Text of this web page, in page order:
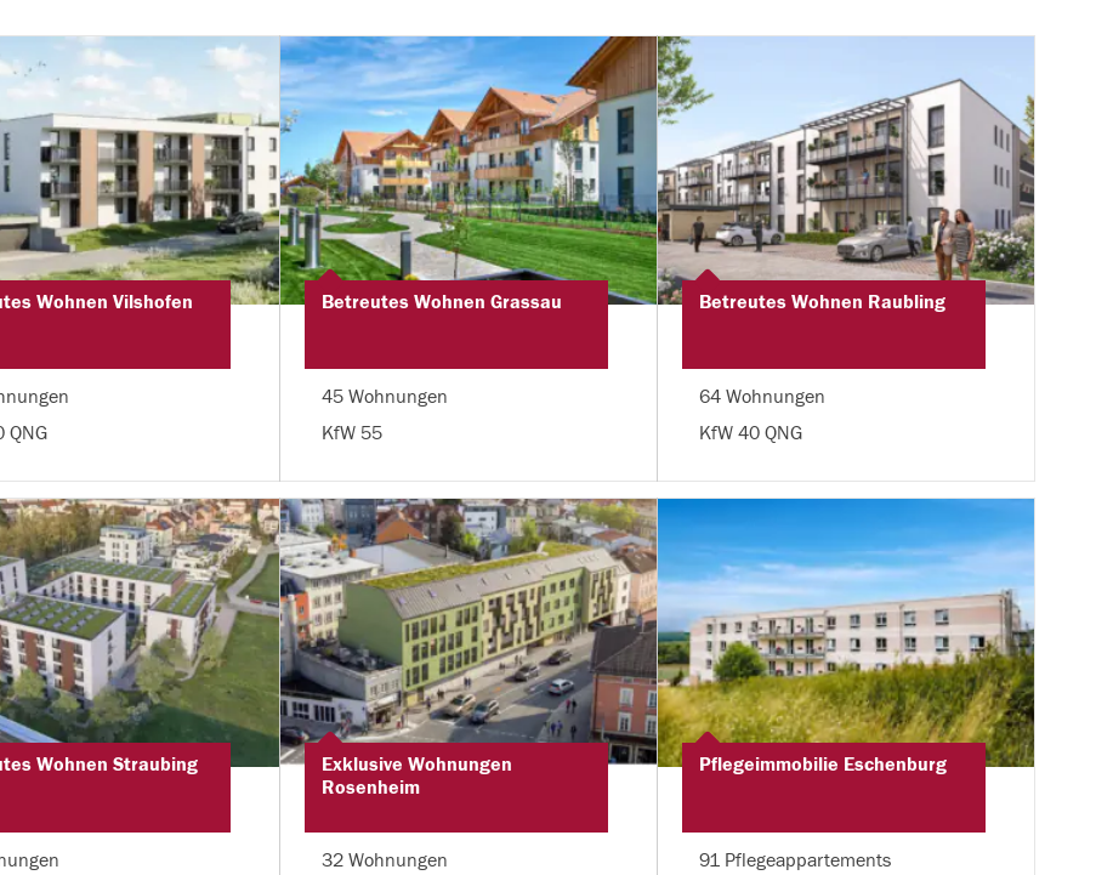
Wohnen Vilshofen
QNG
Betreutes Wohnen Grassau
45 Wohnungen
KfW 55
Betreutes Wohnen Raubling
64 Wohnungen
KfW 40 QNG
Wohnen Straubing
Exklusive Wohnungen
Rosenheim
32 Wohnungen
Pflegeimmobilie Eschenburg
91 Pflegeappartements